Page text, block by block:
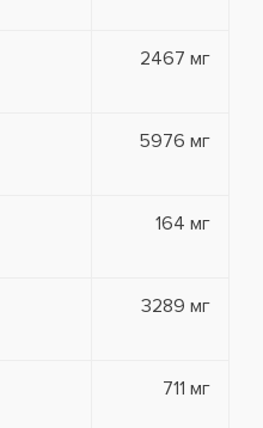
2467 мг
5976 мг
164 мг
3289 мг
711 мг